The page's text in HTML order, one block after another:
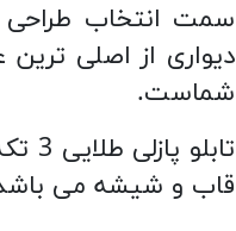
سمت انتخاب طراحی
دیواری از اصلی
شماست.
قاب و شیشه می